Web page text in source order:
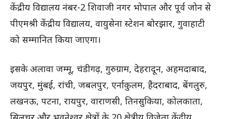
केंद्रीय विद्यालय नंबर-2 शिवाजी नगर भोपाल और पूर्व जोन से
पीएमश्री केंद्रीय विद्यालय, वायुसेना स्टेशन बोरझार, गुवाहाटी
को सम्मानित किया जाएगा।
इसके अलावा जम्मू, चंडीगढ़, गुरुग्राम, देहरादून, अहमदाबाद,
जयपुर, मुंबई, रांची, जबलपुर, एर्नाकुलम, हैदराबाद, बेंगलुरु,
लखनऊ, पटना, रायपुर, वाराणसी, तिनसुकिया, कोलकाता,